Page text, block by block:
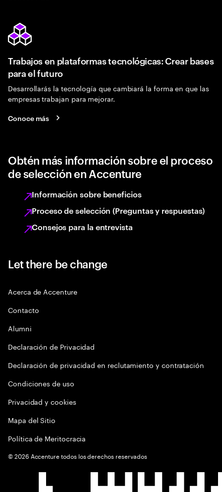
Trabajos en plataformas tecnológicas: Crear bases
para el futuro
Desarrollarás la tecnología que cambiará la forma en que las
empresas trabajan para mejorar.
Conoce más
Obtén más información sobre el proceso
de selección en Accenture
Información sobre beneficios
Proceso de selección (Preguntas y respuestas)
Consejos para la entrevista
Let there be change
Acerca de Accenture
Contacto
Alumni
Declaración de Privacidad
Declaración de privacidad en reclutamiento y contratación
Condiciones de uso
Privacidad y cookies
Mapa del Sitio
Política de Meritocracia
©2026 Accenture todos los derechos reservados